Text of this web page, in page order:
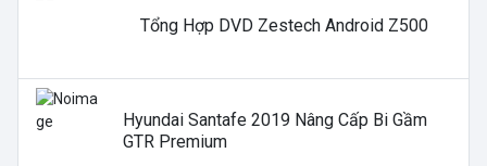
Tổng Hợp DVD Zestech Android Z500
Hyundai Santafe 2019 Nâng Cấp Bi Gầm
GTR Premium